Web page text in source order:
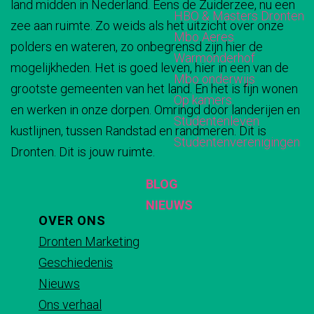
HBO & Masters Dronten
Mbo Aeres
Warmonderhof
Mbo onderwijs
Op kamers
Studentenleven
Studentenverenigingen
BLOG
NIEUWS
t
e
z
e
p
a
g
i
n
e
z
e
p
a
g
i
n
p
X
e
z
e
p
a
g
i
n
p
e
-
m
a
e
z
e
p
a
g
i
n
p
W
h
t
land midden in Nederland. Eens de Zuiderzee, nu een
zee aan ruimte. Zo weids als het uitzicht over onze
polders en wateren, zo onbegrensd zijn hier de
mogelijkheden. Het is goed leven, hier in een van de
grootste gemeenten van het land. En het is fijn wonen
en werken in onze dorpen. Omringd door landerijen en
kustlijnen, tussen Randstad en randmeren. Dit is
Dronten. Dit is jouw ruimte.
OVER ONS
Dronten Marketing
Geschiedenis
Nieuws
Ons verhaal